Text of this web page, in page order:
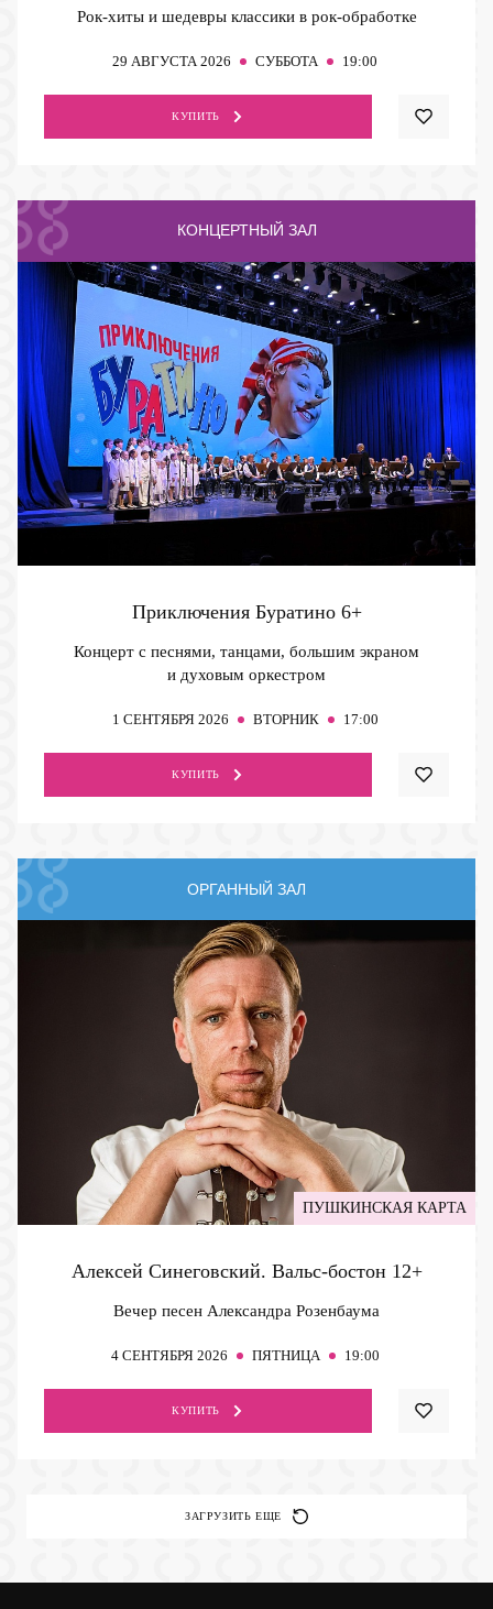
Рок-хиты и шедевры классики в рок-обработке
29 АВГУСТА 2026 СУББОТА 19:00
КУПИТЬ
КОНЦЕРТНЫЙ ЗАЛ
Приключения Буратино 6+
Концерт с песнями, танцами, большим экраном
и духовым оркестром
1 СЕНТЯБРЯ 2026 ВТОРНИК 17:00
КУПИТЬ
ОРГАННЫЙ ЗАЛ
ПУШКИНСКАЯ КАРТА
Алексей Синеговский. Вальс-бостон 12+
Вечер песен Александра Розенбаума
4 СЕНТЯБРЯ 2026 ПЯТНИЦА 19:00
КУПИТЬ
ЗАГРУЗИТЬ ЕЩЕ